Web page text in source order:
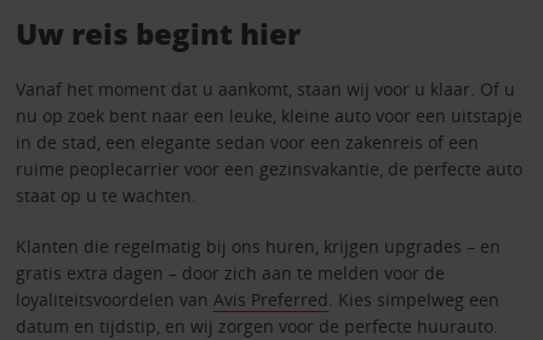
Uw reis begint hier
Vanaf het moment dat u aankomt, staan wij voor u klaar. Of u
nu op zoek bent naar een leuke, kleine auto voor een uitstapje
in de stad, een elegante sedan voor een zakenreis of een
ruime peoplecarrier voor een gezinsvakantie, de perfecte auto
staat op u te wachten.
Klanten die regelmatig bij ons huren, krijgen upgrades – en
gratis extra dagen – door zich aan te melden voor de
loyaliteitsvoordelen van Avis Preferred. Kies simpelweg een
datum en tijdstip, en wij zorgen voor de perfecte huurauto.